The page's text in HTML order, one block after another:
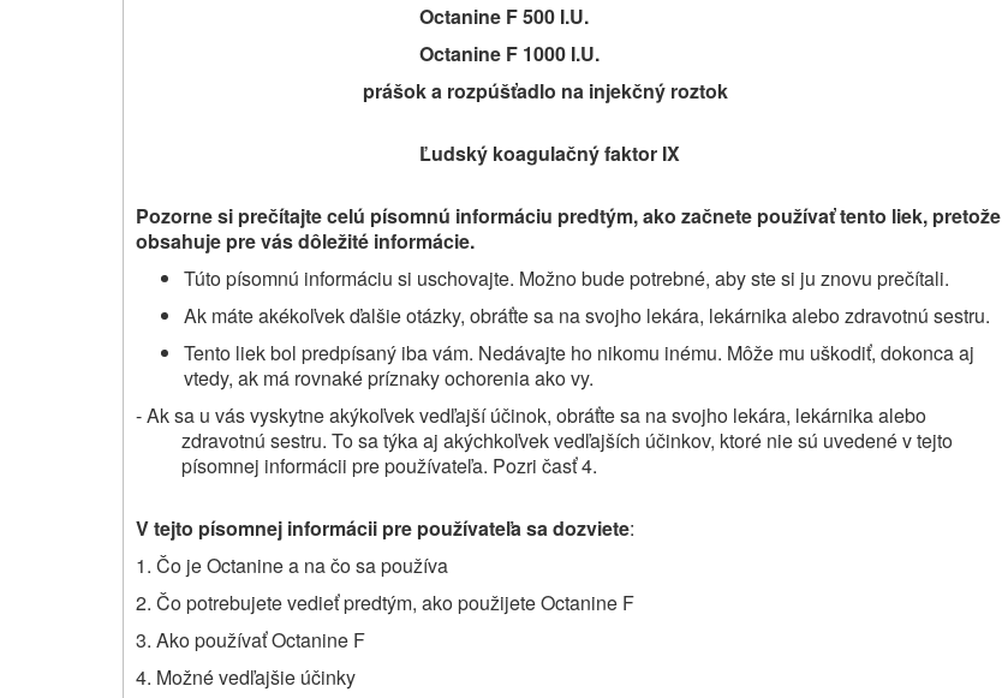
Octanine F 500 I.U.
Octanine F 1000 I.U.
prášok a rozpúšťadlo na injekčný roztok
Ľudský koagulačný faktor IX
Pozorne si prečítajte celú písomnú informáciu predtým, ako začnete používať tento liek, pretože
obsahuje pre vás dôležité informácie.
Túto písomnú informáciu si uschovajte. Možno bude potrebné, aby ste si ju znovu prečítali.
Ak máte akékoľvek ďalšie otázky, obráťte sa na svojho lekára, lekárnikaalebo zdravotnú sestru.
Tento liek bol predpísaný iba vám. Nedávajte ho nikomu inému. Môže mu uškodiť, dokonca aj
vtedy, ak má rovnaké príznaky ochorenia ako vy.
- Ak sa u vás vyskytne akýkoľvek vedľajší účinok, obráťte sa na svojho lekára, lekárnika alebo
zdravotnú sestru. To sa týka aj akýchkoľvek vedľajších účinkov, ktoré nie sú uvedené v tejto
písomnej informácii pre používateľa. Pozri časť 4.
V tejto písomnej informácii pre používateľa sa dozviete:
1. Čo je Octanine a na čo sa používa
2. Čo potrebujete vedieť predtým, ako použijete Octanine F
3. Ako používať Octanine F
4. Možné vedľajšie účinky